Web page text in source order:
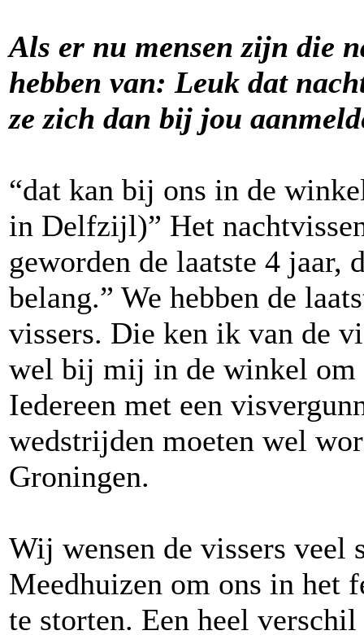
Als er nu mensen zijn die
hebben van: Leuk dat
ze zich dan bij jou
“dat kan bij ons in de
in Delfzijl)” Het
geworden de laatste 4 jaar,
belang.” We hebben de
vissers. Die ken ik van de
wel bij mij in de winkel om
Iedereen met een
wedstrijden moeten wel
Groningen.
Wij wensen de vissers veel
Meedhuizen om ons in het
te storten. Een heel